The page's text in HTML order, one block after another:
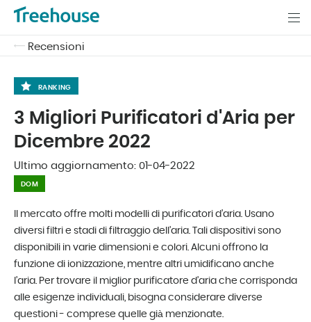
Recensioni
RANKING
Ultimo aggiornamento: 01-04-2022
DOM
3 Migliori Purificatori d'Aria per
Dicembre 2022
Il mercato offre molti modelli di purificatori d’aria. Usano
diversi filtri e stadi di filtraggio dell’aria. Tali dispositivi sono
disponibili in varie dimensioni e colori. Alcuni offrono la
funzione di ionizzazione, mentre altri umidificano anche
l’aria. Per trovare il miglior purificatore d’aria che corrisponda
alle esigenze individuali, bisogna considerare diverse
questioni - comprese quelle già menzionate.